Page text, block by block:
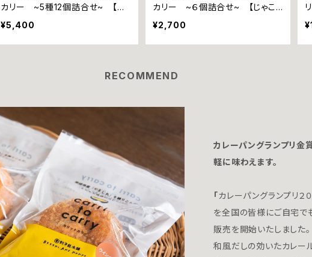
カリー ~5種12個詰合せ~ 【甘
とろ豚ｘ2個、瀬戸内レモン香るチ
ーズｘ２個、里芋~伊予美人~ｘ4
個、ウインナーｘ２個、じゃこ天ｘ２
¥5,400
カリー ~６個詰合せ~ 【じゃこ
天ｘ２個、瀬戸内レモン香るチーズ
ｘ２個、甘とろ豚ｘ２個】
¥2,700
RECOMMEND
カレーパングランプリ金
軽に味わえます。
「カレーパングランプリ２
を全国の皆様にご自宅で
販売を開始いたしました。
和風だしの効いたカレー